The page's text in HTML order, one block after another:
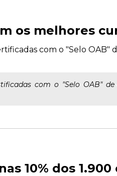
os melhores
com o "Selo
com o "Selo OAB"
10% dos